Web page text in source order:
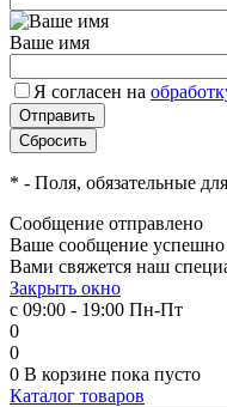
Ваше имя
Я согласен на
* - Поля, обязательные
Сообщение отправлено
Ваше сообщение
Вами свяжется наш
Закрыть окно
с 09:00 - 19:00 Пн-Пт
0
0
0 В корзине пока пусто
Каталог товаров